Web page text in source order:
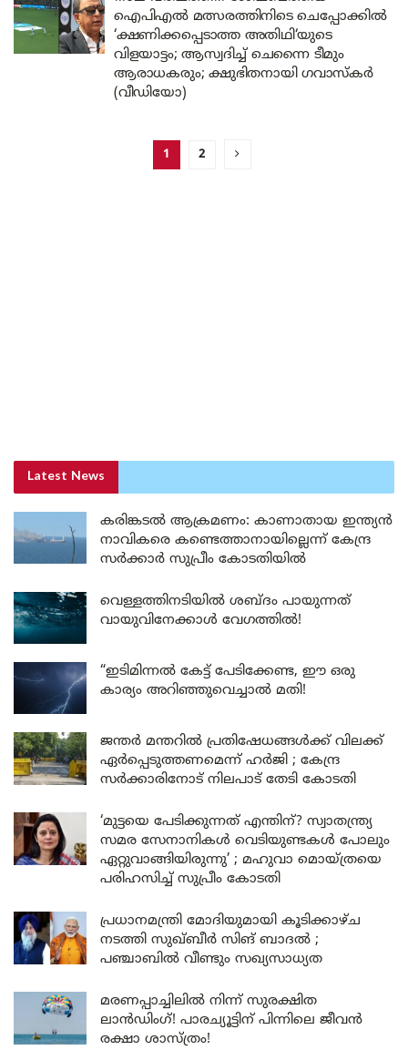
ഐപിഎൽ മത്സരത്തിനിടെ ചെപ്പോക്കിൽ
‘ക്ഷണിക്കപ്പെടാത്ത അതിഥി‘യുടെ
വിളയാട്ടം; ആസ്വദിച്ച് ചെന്നൈ ടീമും
ആരാധകരും; ക്ഷുഭിതനായി ഗവാസ്കർ
(വീഡിയോ)
1 2
Latest News
കരിങ്കടൽ ആക്രമണം: കാണാതായ ഇന്ത്യൻ
നാവികരെ കണ്ടെത്താനായില്ലെന്ന് കേന്ദ്ര
സർക്കാർ സുപ്രീം കോടതിയിൽ
വെള്ളത്തിനടിയിൽ ശബ്ദം പായുന്നത്
വായുവിനേക്കാൾ വേഗത്തിൽ!
“ഇടിമിന്നൽ കേട്ട് പേടിക്കേണ്ട, ഈ ഒരു
കാര്യം അറിഞ്ഞുവെച്ചാൽ മതി!
ജന്തർ മന്തറിൽ പ്രതിഷേധങ്ങൾക്ക് വിലക്ക്
ഏർപ്പെടുത്തണമെന്ന് ഹർജി ; കേന്ദ്ര
സർക്കാരിനോട് നിലപാട് തേടി കോടതി
‘മുട്ടയെ പേടിക്കുന്നത് എന്തിന്? സ്വാതന്ത്ര്യ
സമര സേനാനികൾ വെടിയുണ്ടകൾ പോലും
ഏറ്റുവാങ്ങിയിരുന്നു’ ; മഹുവാ മൊയ്ത്രയെ
പരിഹസിച്ച് സുപ്രീം കോടതി
പ്രധാനമന്ത്രി മോദിയുമായി കൂടിക്കാഴ്ച
നടത്തി സുഖ്ബീർ സിങ് ബാദൽ ;
പഞ്ചാബിൽ വീണ്ടും സഖ്യസാധ്യത
മരണപ്പാച്ചിലിൽ നിന്ന് സുരക്ഷിത
ലാൻഡിംഗ്! പാരച്യൂട്ടിന് പിന്നിലെ ജീവൻ
രക്ഷാ ശാസ്ത്രം!